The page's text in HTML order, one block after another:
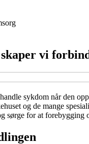
skaper vi
sykdom når den
og de mange
sørge for at forebygging